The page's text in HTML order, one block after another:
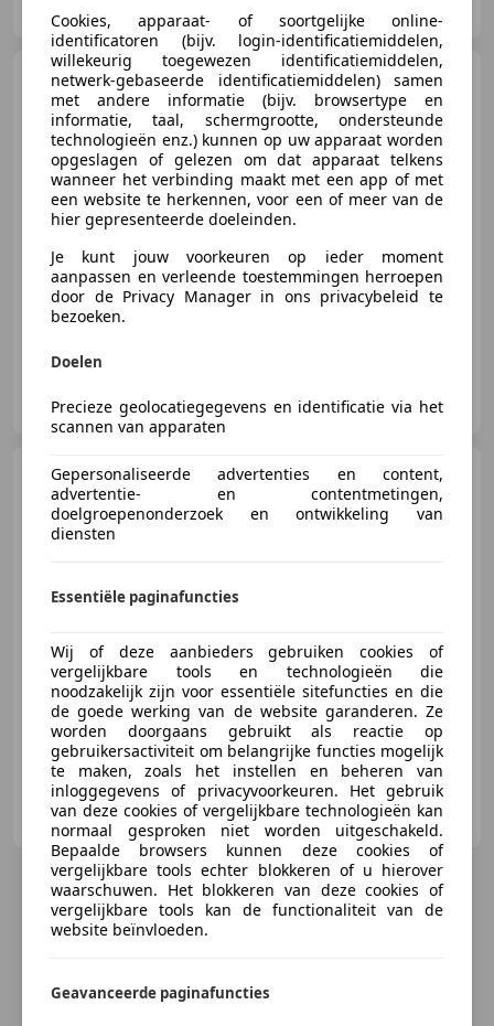
Mercedes-Benz 280200-
280 (W123)
€ 11.995
01/1978 114.818 km Benzine 115 kW (156 PK)
NL-5342 PN OSS
Mercedes-Benz 280280SE
3.5 V8 Automaat Rally uitgevoerd
06/1972 69.479 km Benzine -/-
Sander Buitink Auto’s
NL-7021 BS ZELHEM
Cookies, apparaat- of soortgelijke online-
identificatoren (bijv. login-identificatiemiddelen,
willekeurig toegewezen identificatiemiddelen,
netwerk-gebaseerde identificatiemiddelen) samen
met andere informatie (bijv. browsertype en
informatie, taal, schermgrootte, ondersteunde
technologieën enz.) kunnen op uw apparaat worden
opgeslagen of gelezen om dat apparaat telkens
wanneer het verbinding maakt met een app of met
een website te herkennen, voor een of meer van de
hier gepresenteerde doeleinden.
Je kunt jouw voorkeuren op ieder moment
aanpassen en verleende toestemmingen herroepen
door de Privacy Manager in ons privacybeleid te
bezoeken.
Doelen
Precieze geolocatiegegevens en identificatie via het
scannen van apparaten
Gepersonaliseerde advertenties en content,
advertentie- en contentmetingen,
doelgroepenonderzoek en ontwikkeling van
diensten
Essentiële paginafuncties
Wij of deze aanbieders gebruiken cookies of
vergelijkbare tools en technologieën die
noodzakelijk zijn voor essentiële sitefuncties en die
de goede werking van de website garanderen. Ze
worden doorgaans gebruikt als reactie op
gebruikersactiviteit om belangrijke functies mogelijk
te maken, zoals het instellen en beheren van
inloggegevens of privacyvoorkeuren. Het gebruik
van deze cookies of vergelijkbare technologieën kan
normaal gesproken niet worden uitgeschakeld.
Bepaalde browsers kunnen deze cookies of
vergelijkbare tools echter blokkeren of u hierover
waarschuwen. Het blokkeren van deze cookies of
vergelijkbare tools kan de functionaliteit van de
website beïnvloeden.
Geavanceerde paginafuncties